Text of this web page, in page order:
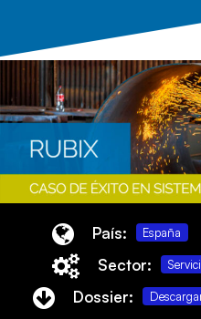
País: España
Sector:
Dossier: